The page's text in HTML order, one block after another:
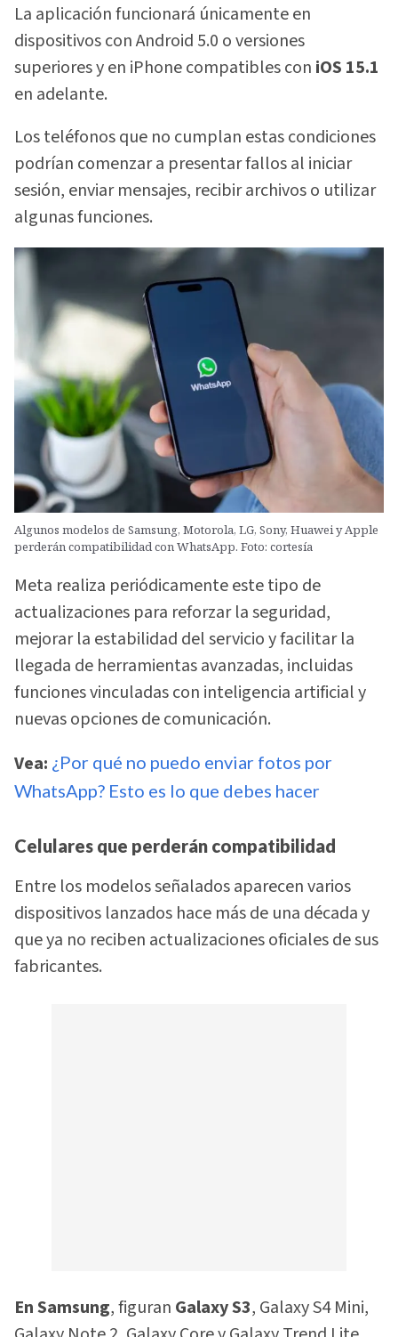
La aplicación funcionará únicamente en
dispositivos con Android 5.0 o versiones
superiores y en iPhone compatibles con iOS 15.1
en adelante.
Los teléfonos que no cumplan estas condiciones
podrían comenzar a presentar fallos al iniciar
sesión, enviar mensajes, recibir archivos o utilizar
algunas funciones.
Algunos modelos de Samsung, Motorola, LG, Sony, Huawei y Apple
perderán compatibilidad con WhatsApp. Foto: cortesía
Meta realiza periódicamente este tipo de
actualizaciones para reforzar la seguridad,
mejorar la estabilidad del servicio y facilitar la
llegada de herramientas avanzadas, incluidas
funciones vinculadas con inteligencia artificial y
nuevas opciones de comunicación.
Vea: ¿Por qué no puedo enviar fotos por
WhatsApp? Esto es lo que debes hacer
Celulares que perderán compatibilidad
Entre los modelos señalados aparecen varios
dispositivos lanzados hace más de una década y
que ya no reciben actualizaciones oficiales de sus
fabricantes.
En Samsung, figuran Galaxy S3, Galaxy S4 Mini,